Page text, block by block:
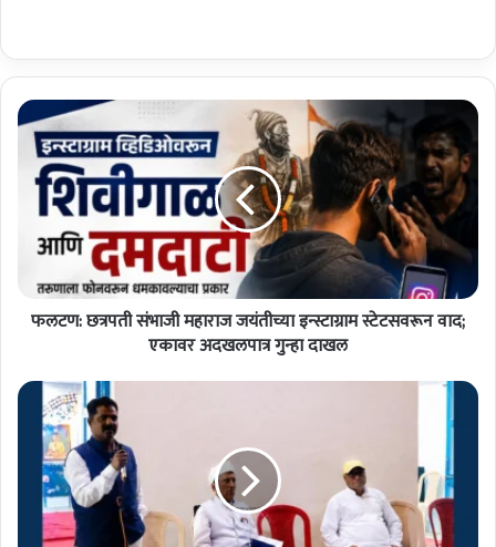
फ
ल
म
फलटण: छत्रपती संभाजी महाराज जयंतीच्या इन्स्टाग्राम स्टेटसवरून वाद;
एकावर अदखलपात्र गुन्हा दाखल
भि